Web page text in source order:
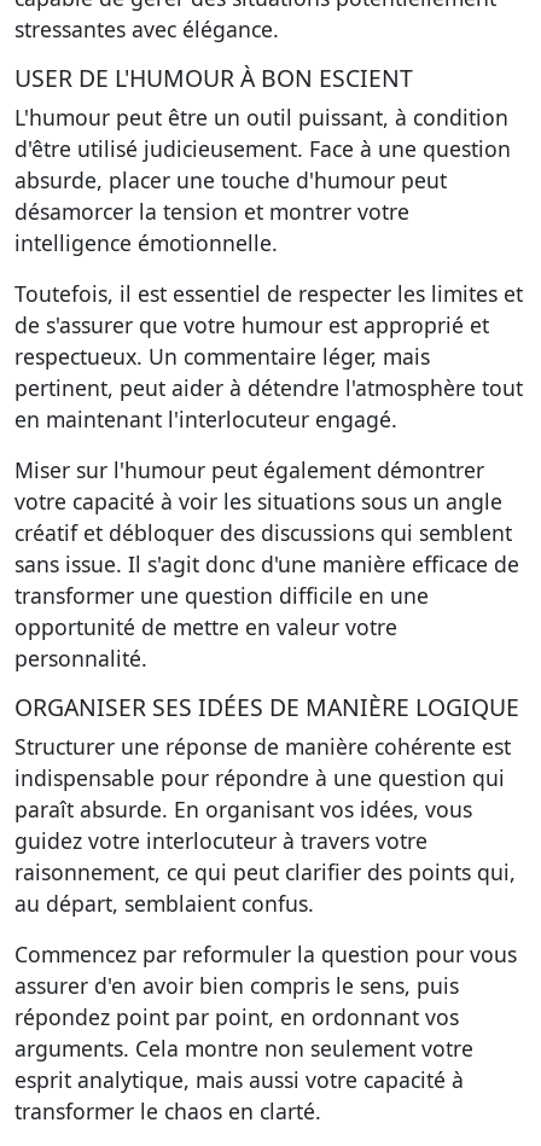
stressantes avec élégance.
USER DE L'HUMOUR À BON ESCIENT
L'humour peut être un outil puissant, à condition
d'être utilisé judicieusement. Face à une question
absurde, placer une touche d'humour peut
désamorcer la tension et montrer votre
intelligence émotionnelle.
Toutefois, il est essentiel de respecter les limites et
de s'assurer que votre humour est approprié et
respectueux. Un commentaire léger, mais
pertinent, peut aider à détendre l'atmosphère tout
en maintenant l'interlocuteur engagé.
Miser sur l'humour peut également démontrer
votre capacité à voir les situations sous un angle
créatif et débloquer des discussions qui semblent
sans issue. Il s'agit donc d'une manière efficace de
transformer une question difficile en une
opportunité de mettre en valeur votre
personnalité.
ORGANISER SES IDÉES DE MANIÈRE LOGIQUE
Structurer une réponse de manière cohérente est
indispensable pour répondre à une question qui
paraît absurde. En organisant vos idées, vous
guidez votre interlocuteur à travers votre
raisonnement, ce qui peut clarifier des points qui,
au départ, semblaient confus.
Commencez par reformuler la question pour vous
assurer d'en avoir bien compris le sens, puis
répondez point par point, en ordonnant vos
arguments. Cela montre non seulement votre
esprit analytique, mais aussi votre capacité à
transformer le chaos en clarté.